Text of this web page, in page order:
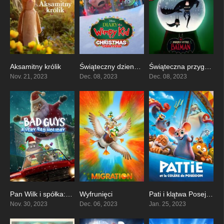
Aksamitny królik
Nov. 21, 2023
5.8
Dec. 08, 2023
6.4
Dec. 08, 2023
5.2
Nov. 30, 2023
Wyfrunięci
Dec. 06, 2023
5.8
Pati i klątwa Posejdona
Jan. 25, 2023